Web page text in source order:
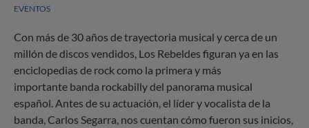
EVENTOS
Con más de 30 años de trayectoria musical y cerca de un
millón de discos vendidos, Los Rebeldes figuran ya en las
enciclopedias de rock como la primera y más
importante banda rockabilly del panorama musical
español. Antes de su actuación, el líder y vocalista de la
banda, Carlos Segarra, nos cuentan cómo fueron sus inicios,